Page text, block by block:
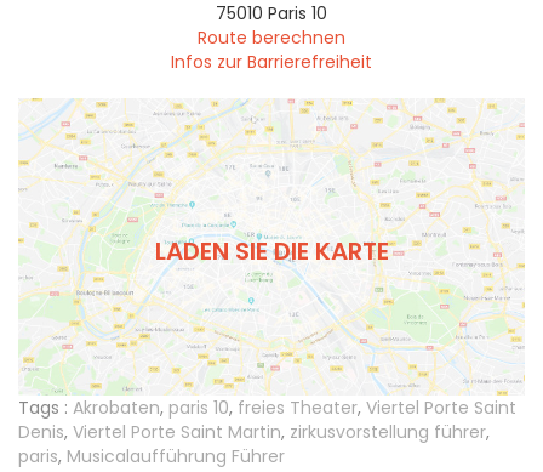
75010 Paris 10
Route berechnen
Infos zur Barrierefreiheit
LADEN SIE DIE KARTE
Tags : Akrobaten, paris 10, freies Theater, Viertel Porte Saint
Denis, Viertel Porte Saint Martin, zirkusvorstellung führer,
paris, Musicalaufführung Führer